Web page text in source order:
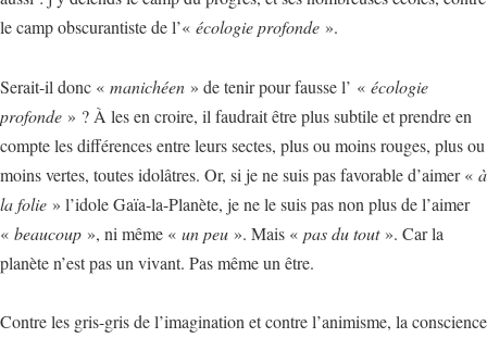
le camp obscurantiste de l’« écologie profonde ».
Serait-il donc « manichéen » de tenir pour fausse l’ « écologie
profonde » ? À les en croire, il faudrait être plus subtile et prendre en
compte les différences entre leurs sectes, plus ou moins rouges, plus ou
moins vertes, toutes idolâtres. Or, si je ne suis pas favorable d’aimer « à
la folie » l’idole Gaïa-la-Planète, je ne le suis pas non plus de l’aimer
« beaucoup », ni même « un peu ». Mais « pas du tout». Car la
planète n’est pas un vivant. Pas même un être.
Contre les gris-gris de l’imagination et contre l’animisme, la conscience